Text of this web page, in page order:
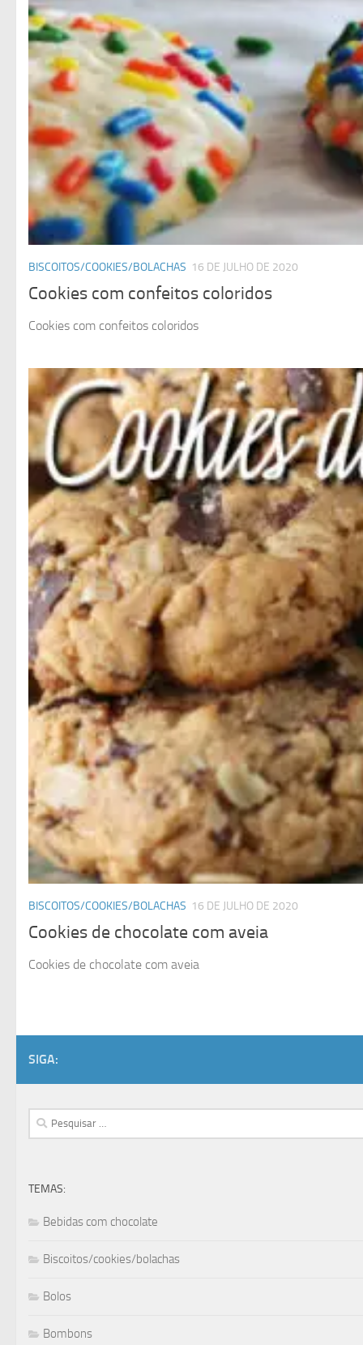
BISCOITOS/COOKIES/BOLACHAS 16 DE JULHO DE 2020
Cookies com confeitos coloridos
Cookies com confeitos coloridos
BISCOITOS/COOKIES/BOLACHAS 16 DE JULHO DE 2020
Cookies de chocolate com aveia
Cookies de chocolate com aveia
SIGA:
Pesquisar
por:
TEMAS:
Bebidas com chocolate
Biscoitos/cookies/bolachas
Bolos
Bombons